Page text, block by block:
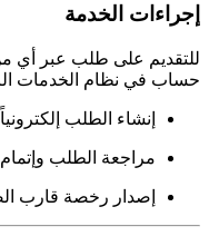
إجراءات الخدمة
للتقديم على طلب عبر أي
حساب في نظام الخدمات
إنشاء الطلب إلكترونياً
مراجعة الطلب وإتمام
إصدار رخصة قارب